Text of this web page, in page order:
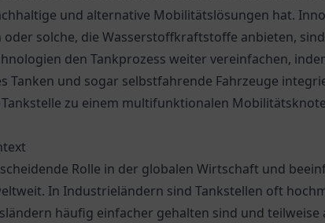
und alternative Mobilitätslösungen hat.
solche, die Wasserstoffkraftstoffe anbieten,
den Tankprozess weiter vereinfachen,
Tanken und sogar selbstfahrende Fahrzeuge
zu einem multifunktionalen
Rolle in der globalen Wirtschaft und
In Industrieländern sind Tankstellen oft
häufig einfacher gehalten sind und teilweise